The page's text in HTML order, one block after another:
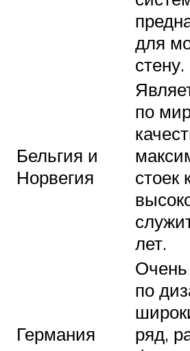
для
стену.
Бельгия и
Норвегия
по
стоек
лет.
Германия
Очень
по
ряд,